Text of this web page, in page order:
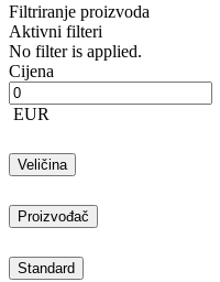
Filtriranje proizvoda
Aktivni filteri
No filter is applied.
Cijena
EUR
Veličina
Proizvođač
Standard